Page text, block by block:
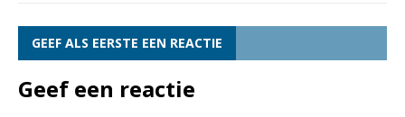
GEEF ALS EERSTE EEN REACTIE
Geef een reactie